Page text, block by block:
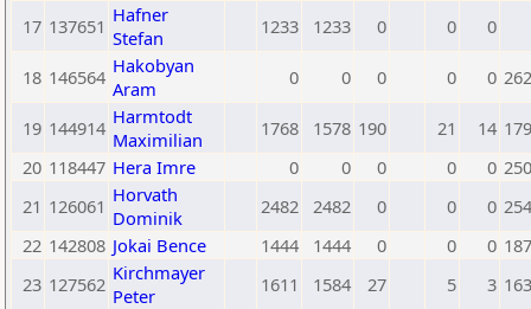
17 137651 Hafner
Stefan
1233 1233 0 0 0
18 146564 Hakobyan
Aram
0 0 0 0 0
19 144914 Harmtodt
Maximilian
1768 1578 190 21 14
20 118447 Hera Imre 0 0 0 0 0
21 126061 Horvath
Dominik
2482 2482 0 0 0
22 142808 Jokai Bence 1444 1444 0 0 0
23 127562 Kirchmayer
Peter
1611 1584 27 5 3